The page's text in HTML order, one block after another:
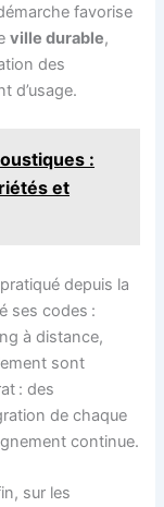
favorise
ville durable,
des
d’usage.
:
et
depuis la
ses codes :
à distance,
sont
: des
de chaque
continue.
sur les